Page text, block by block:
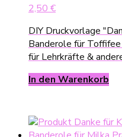
2,50 €
DIY Druckvorlage
Banderole für
für Lehrkräfte &
In den Warenkorb